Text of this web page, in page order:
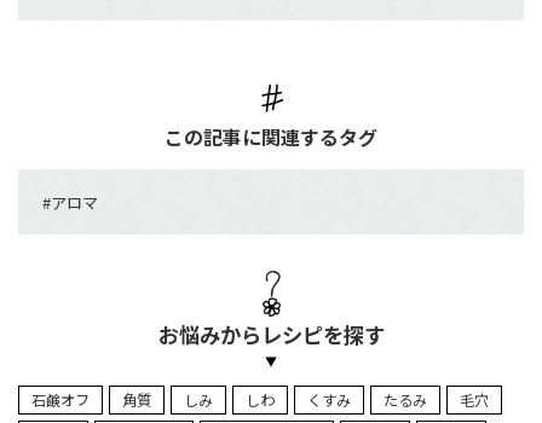
この記事に関連するタグ
#アロマ
お悩みからレシピを探す
石鹸オフ 角質 しみ しわ くすみ たるみ
毛穴